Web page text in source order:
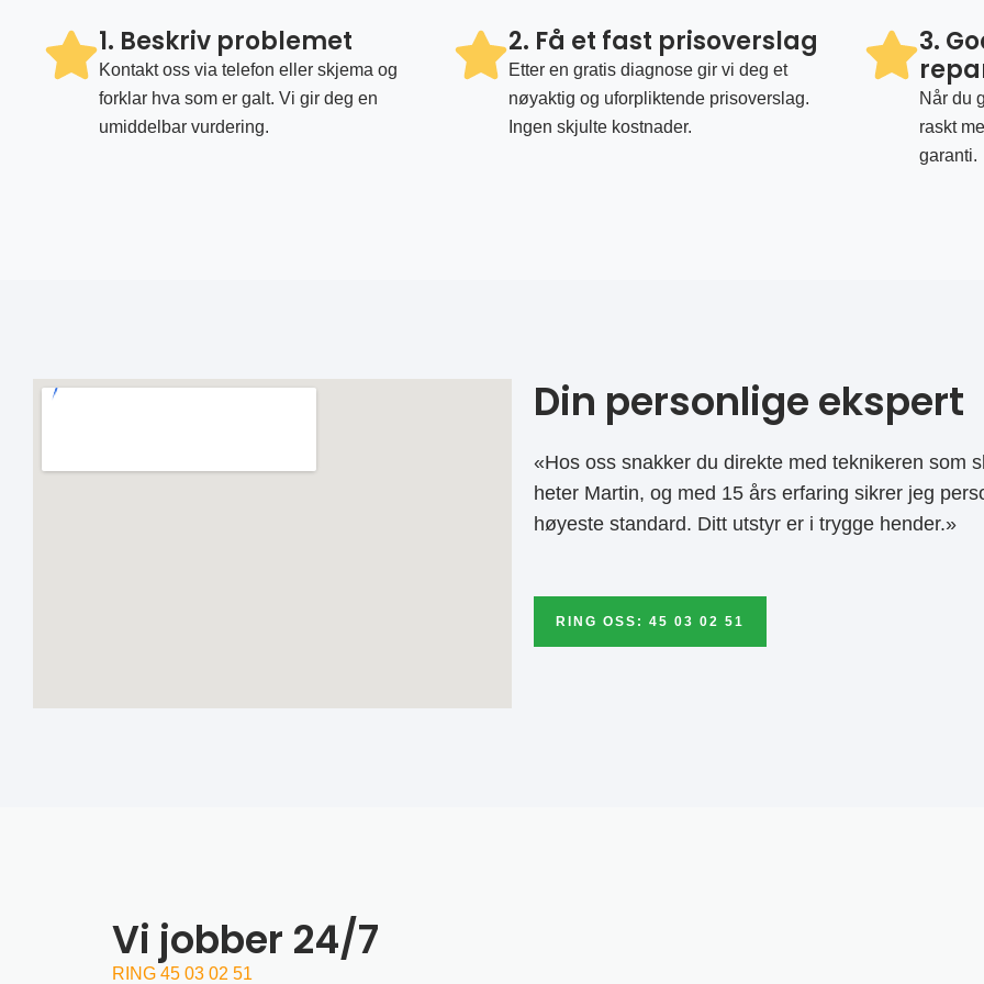
1. Beskriv problemet
Kontakt oss via telefon eller skjema og
forklar hva som er galt. Vi gir deg en
umiddelbar vurdering.
2. Få et fast prisoverslag
Etter en gratis diagnose gir vi deg et
nøyaktig og uforpliktende prisoverslag.
Ingen skjulte kostnader.
3.
Når du
raskt
garanti.
Din personlige ekspert
«Hos oss snakker du direkte med teknikeren som
heter Martin, og med 15 års erfaring sikrer jeg
høyeste standard. Ditt utstyr er i trygge hender.»
RING OSS: 45 03 02 51
Vi jobber 24/7
RING 45 03 02 51